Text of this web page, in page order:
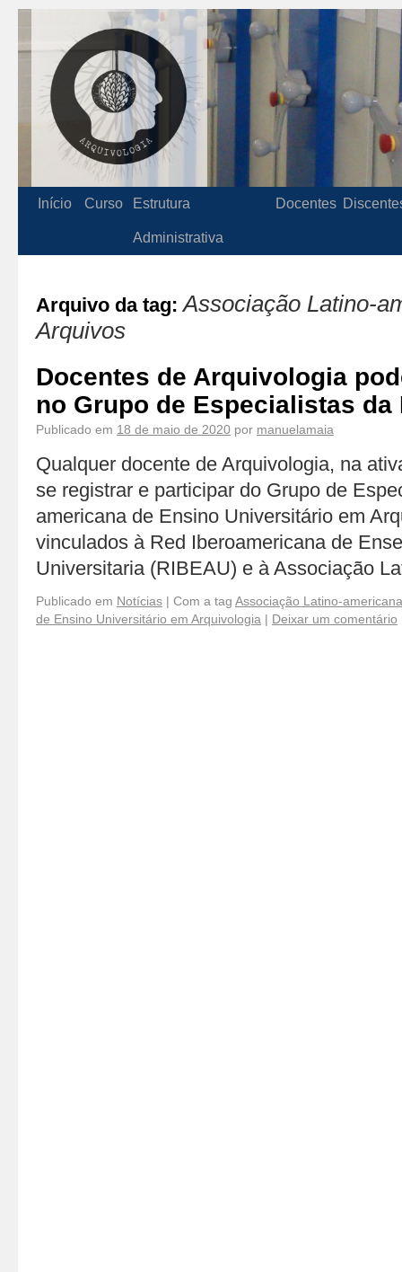
Início Curso Estrutura
Administrativa
Docentes
Arquivo da tag:Associação Latino-
Arquivos
Docentes de Arquivologia
no Grupo de Especialistas da
Publicado em 18 de maio de 2020 por manuelamaia
Qualquer docente de Arquivologia, na
se registrar e participar do Grupo de
americana de Ensino Universitário em
vinculados à Red Iberoamericana de
Universitaria (RIBEAU) e à Associação
Publicado em Notícias | Com a tag Associação Latino-
de Ensino Universitário em Arquivologia | Deixar um comentário